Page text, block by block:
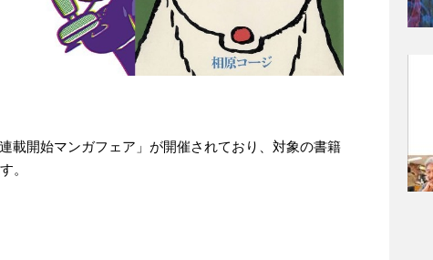
載開始マンガフェア」が開催されており、対象の書籍
。